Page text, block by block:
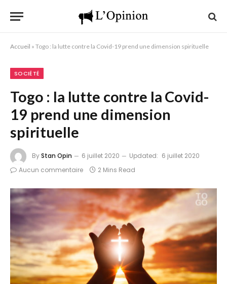
Accueil » Togo : la lutte contre la Covid-19 prend une dimension spirituelle
SOCIÉTÉ
Togo : la lutte contre la Covid-
19 prend une dimension
spirituelle
ByStan Opin 6 juillet 2020 Updated: 6 juillet 2020
Aucun commentaire
2 Mins Read